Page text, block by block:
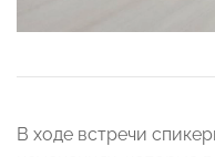
В ходе встречи